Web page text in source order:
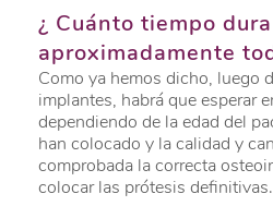
¿ Cuánto tiempo dura
aproximadamente
Como ya hemos dicho, luego
implantes, habrá que esperar
dependiendo de la edad del
han colocado y la calidad y
comprobada la correcta
colocar las prótesis definitivas.